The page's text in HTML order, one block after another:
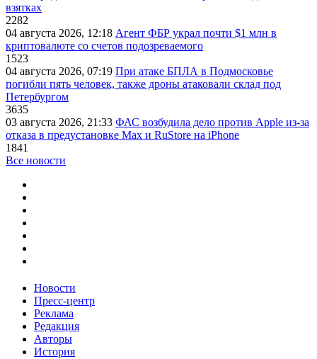
взятках
2282
04 августа 2026, 12:18 Агент ФБР украл почти $1 млн в
криптовалюте со счетов подозреваемого
1523
04 августа 2026, 07:19 При атаке БПЛА в Подмосковье
погибли пять человек, также дроны атаковали склад под
Петербургом
3635
03 августа 2026, 21:33 ФАС возбудила дело против Apple из-за
отказа в предустановке Max и RuStore на iPhone
1841
Все новости
Новости
Пресс-центр
Реклама
Редакция
Авторы
История